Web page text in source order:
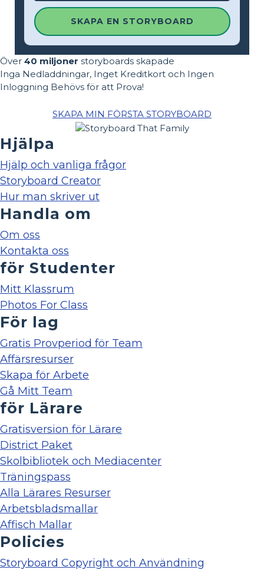
SKAPA EN STORYBOARD
Över 40 miljoner storyboards skapade
Inga Nedladdningar, Inget Kreditkort och Ingen
Inloggning Behövs för att Prova!
SKAPA MIN FÖRSTA STORYBOARD
Hjälpa
Hjälp och vanliga frågor
Storyboard Creator
Hur man skriver ut
Handla om
Om oss
Kontakta oss
för Studenter
Mitt Klassrum
Photos For Class
För lag
Gratis Provperiod för Team
Affärsresurser
Skapa för Arbete
Gå Mitt Team
för Lärare
Gratisversion för Lärare
District Paket
Skolbibliotek och Mediacenter
Träningspass
Alla Lärares Resurser
Arbetsbladsmallar
Affisch Mallar
Policies
Storyboard Copyright och Användning